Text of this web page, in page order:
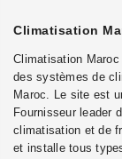
Climatisation
Climatisation
des systèmes de
Maroc. Le site est
Fournisseur leader
climatisation et de
et installe tous